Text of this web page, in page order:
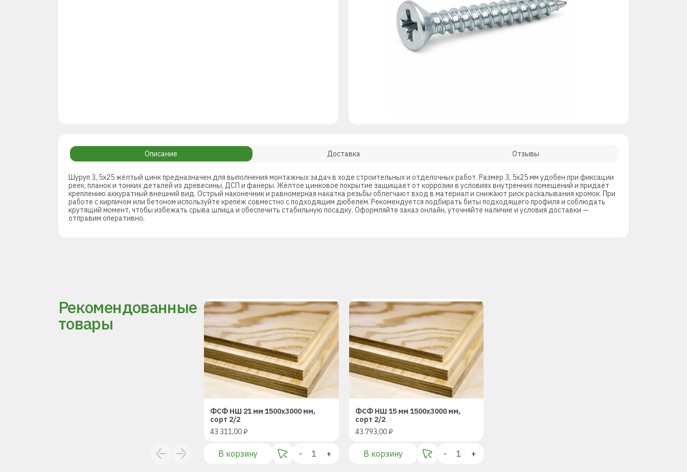
Описание Доставка Отзывы
Шуруп 3, 5х25 жёлтый цинк предназначен для выполнения монтажных задач в ходе строительных и отделочных работ. Размер 3, 5х25 мм удобен при фиксации
реек, планок и тонких деталей из древесины, ДСП и фанеры. Жёлтое цинковое покрытие защищает от коррозии в условиях внутренних помещений и придаёт
креплению аккуратный внешний вид. Острый наконечник и равномерная накатка резьбы облегчают вход в материал и снижают риск раскалывания кромок. При
работе с кирпичом или бетоном используйте крепёж совместно с подходящим дюбелем. Рекомендуется подбирать биты подходящего профиля и соблюдать
крутящий момент, чтобы избежать срыва шлица и обеспечить стабильную посадку. Оформляйте заказ онлайн, уточняйте наличие и условия доставки —
отправим оперативно.
Рекомендованные
товары
ФСФ НШ 21 мм 1500х3000 мм,
сорт 2/2
43 311,00₽
В корзину - +
ФСФ НШ 15 мм 1500х3000 мм,
сорт 2/2
43 793,00₽
В корзину - +